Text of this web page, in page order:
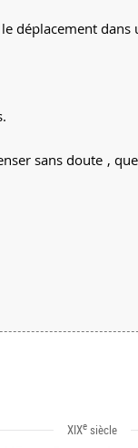
déplacement dans
sans doute ,
XIXesiècle